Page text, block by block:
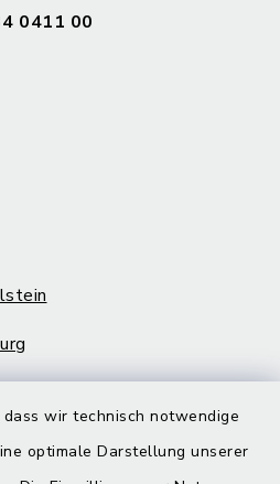
wir technisch notwendige
optimale Darstellung unserer
0411 00